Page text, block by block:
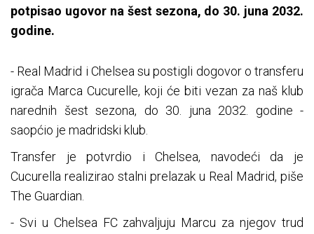
potpisao ugovor na šest sezona, do 30. juna 2032.
godine.
- Real Madrid i Chelsea su postigli dogovor o transferu
igrača Marca Cucurelle, koji će biti vezan za naš klub
narednih šest sezona, do 30. juna 2032. godine -
saopćio je madridski klub.
Transfer je potvrdio i Chelsea, navodeći da je
Cucurella realizirao stalni prelazak u Real Madrid, piše
The Guardian.
- Svi u Chelsea FC zahvaljuju Marcu za njegov trud